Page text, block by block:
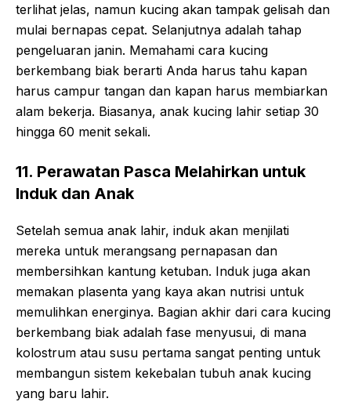
terlihat jelas, namun kucing akan tampak gelisah dan
mulai bernapas cepat. Selanjutnya adalah tahap
pengeluaran janin. Memahami cara kucing
berkembang biak berarti Anda harus tahu kapan
harus campur tangan dan kapan harus membiarkan
alam bekerja. Biasanya, anak kucing lahir setiap 30
hingga 60 menit sekali.
11. Perawatan Pasca Melahirkan untuk
Induk dan Anak
Setelah semua anak lahir, induk akan menjilati
mereka untuk merangsang pernapasan dan
membersihkan kantung ketuban. Induk juga akan
memakan plasenta yang kaya akan nutrisi untuk
memulihkan energinya. Bagian akhir dari cara kucing
berkembang biak adalah fase menyusui, di mana
kolostrum atau susu pertama sangat penting untuk
membangun sistem kekebalan tubuh anak kucing
yang baru lahir.